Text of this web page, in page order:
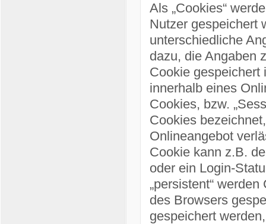
Als „Cookies“
Nutzer gespeichert
unterschiedliche
dazu, die Angaben
Cookie gespeichert
innerhalb eines
Cookies, bzw.
Cookies
Onlineangebot
Cookie kann z.B.
oder ein Login-
„persistent“
des Browsers
gespeichert